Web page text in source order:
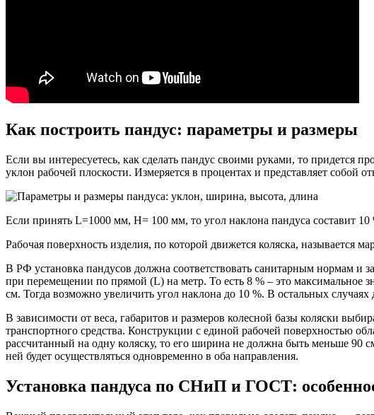
Как построить пандус: параметры и размеры
Если вы интересуетесь, как сделать пандус своими руками, то придется
уклон рабочей плоскости. Измеряется в процентах и представляет
Если принять L=1000 мм, Н= 100 мм, то угол наклона пандуса составит 10
Рабочая поверхность изделия, по которой движется коляска,
В РФ установка пандусов должна соответствовать санитарным нормам
при перемещении по прямой (L) на метр. То есть 8 % – это максимальное
см. Тогда возможно увеличить угол наклона до 10 %. В остальных
В зависимости от веса, габаритов и размеров колесной базы коляски
транспортного средства. Конструкции с единой рабочей поверхностью
рассчитанный на одну коляску, то его ширина не должна быть меньше
ней будет осуществляться одновременно в оба направления.
Установка пандуса по СНиП и ГОСТ: